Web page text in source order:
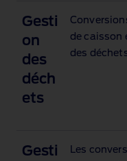
Gesti
on
des
déch
ets
de caisson
des
Gesti
Les